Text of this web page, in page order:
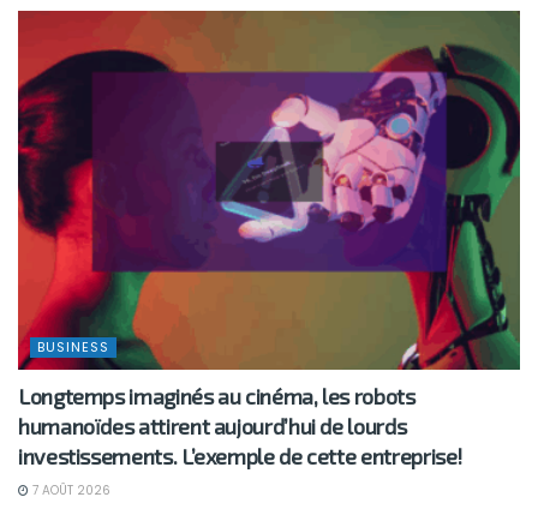
BUSINESS
Longtemps imaginés au cinéma, les robots
humanoïdes attirent aujourd’hui de lourds
investissements. L’exemple de cette entreprise!
7 AOÛT 2026